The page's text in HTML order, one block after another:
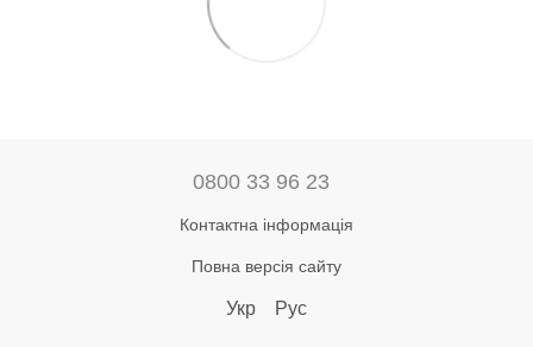
0800 33 96 23
Контактна інформація
Повна версія сайту
Укр Рус